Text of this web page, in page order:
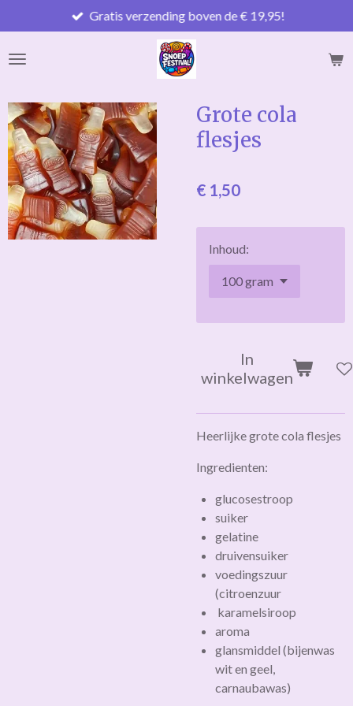
direct
naar
Gratis verzending boven de € 19,95!
Grote cola
flesjes
€ 1,50
Inhoud:
In
winkelwagen
Heerlijke grote cola flesjes
Ingredienten:
glucosestroop
suiker
gelatine
druivensuiker
voedingszuur
(citroenzuur
karamelsiroop
aroma
glansmiddel (bijenwas
wit en geel,
carnaubawas)